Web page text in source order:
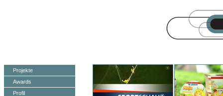
Projekte
Awards
Profil